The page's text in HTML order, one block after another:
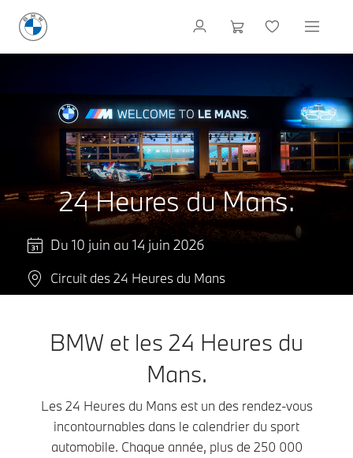
24 Heures du Mans.
Du 10 juin au 14 juin 2026
Circuit des 24 Heures du Mans
BMW et les 24 Heures du
Mans.
Les 24 Heures du Mans est un des rendez-vous
incontournables dans le calendrier du sport
automobile. Chaque année, plus de 250 000